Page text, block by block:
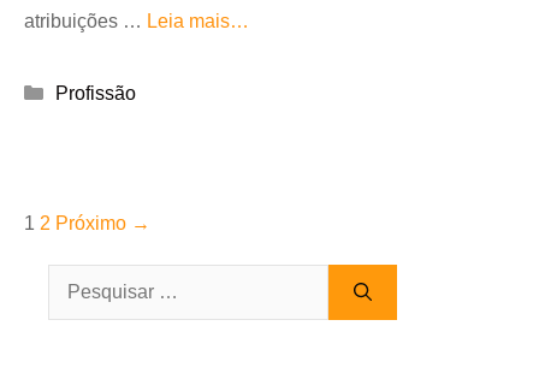
atribuições … Leia mais…
Categorias
Profissão
Navegação
Page
1 Page
2 Próximo →